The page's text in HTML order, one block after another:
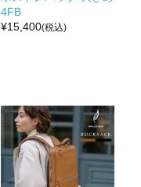
4FB
¥15,400(税込)